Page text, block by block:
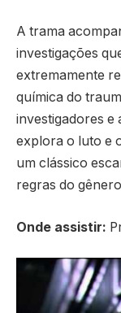
A trama
investigações
extremamente
química do
investigadores
explora o luto e
um clássico
regras do
Onde assistir: